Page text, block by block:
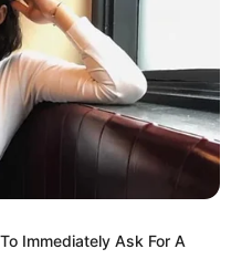
του Καποδίστρια – Ποιοι
ήταν οι πραγματικοί...
Immediately Ask For A